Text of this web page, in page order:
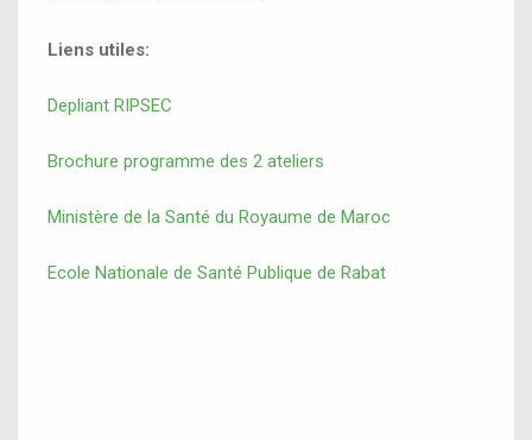
Liens utiles:
Depliant RIPSEC
Brochure programme des 2 ateliers
Ministère de la Santé du Royaume de Maroc
Ecole Nationale de Santé Publique de Rabat